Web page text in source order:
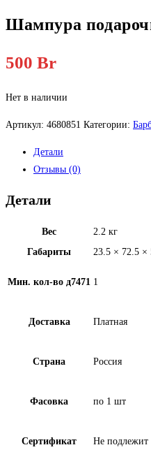
Шампура
500 Br
Нет в наличии
Артикул: 4680851 Категории:
Детали
Отзывы (0)
Детали
Вес
2.2 кг
Габариты
23.5 × 72.5 ×
Мин. кол-во д7471 1
Доставка Платная
Страна Россия
Фасовка по 1 шт
Сертификат Не подлежит